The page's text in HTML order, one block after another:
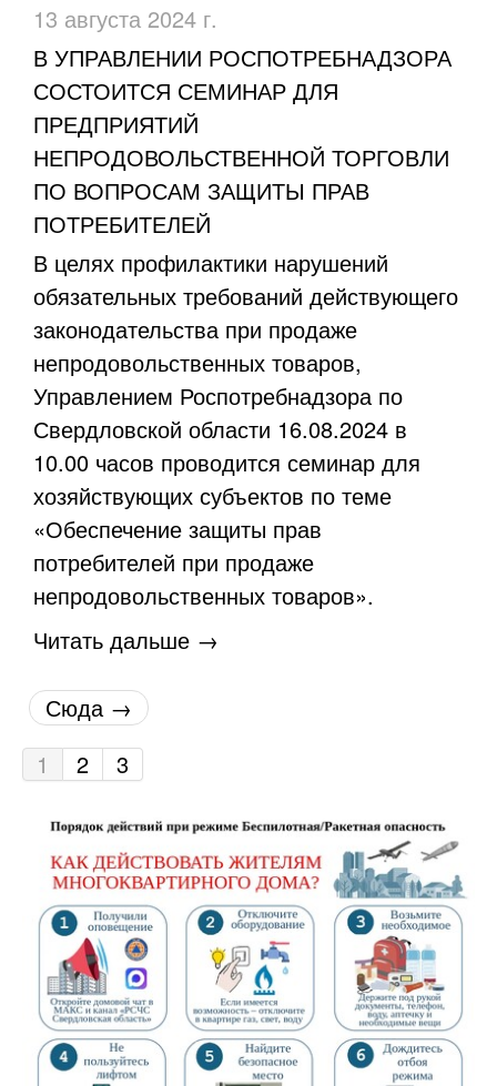
13 августа 2024 г.
В УПРАВЛЕНИИ РОСПОТРЕБНАДЗОРА
СОСТОИТСЯ СЕМИНАР ДЛЯ
ПРЕДПРИЯТИЙ
НЕПРОДОВОЛЬСТВЕННОЙ ТОРГОВЛИ
ПО ВОПРОСАМ ЗАЩИТЫ ПРАВ
ПОТРЕБИТЕЛЕЙ
В целях профилактики нарушений
обязательных требований действующего
законодательства при продаже
непродовольственных товаров,
Управлением Роспотребнадзора по
Свердловской области 16.08.2024 в
10.00 часов проводится семинар для
хозяйствующих субъектов по теме
«Обеспечение защиты прав
потребителей при продаже
непродовольственных товаров».
Читать дальше →
Сюда →
1
2 3